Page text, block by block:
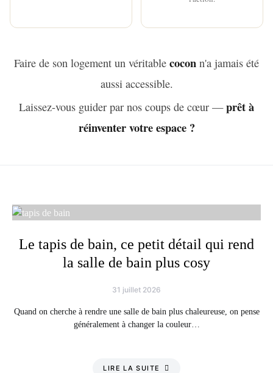
Faire de son logement un véritable cocon n'a jamais été
aussi accessible.
Laissez-vous guider par nos coups de cœur —prêt à
réinventer votre espace ?
Le tapis de bain, ce petit détail qui rend
la salle de bain plus cosy
31 juillet 2026
Quand on cherche à rendre une salle de bain plus chaleureuse, on pense
généralement à changer la couleur…
LIRE LA SUITE